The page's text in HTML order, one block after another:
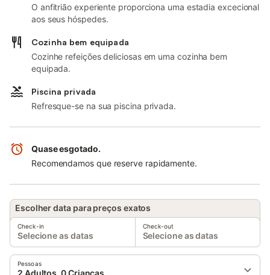
O anfitrião experiente proporciona uma estadia excecional
aos seus hóspedes.
Cozinha bem equipada
Cozinhe refeições deliciosas em uma cozinha bem
equipada.
Piscina privada
Refresque-se na sua piscina privada.
Quase esgotado.
Recomendamos que reserve rapidamente.
Escolher data para preços exatos
Check-in
Selecione as datas
Check-out
Selecione as datas
Pessoas
2 Adultos, 0 Crianças